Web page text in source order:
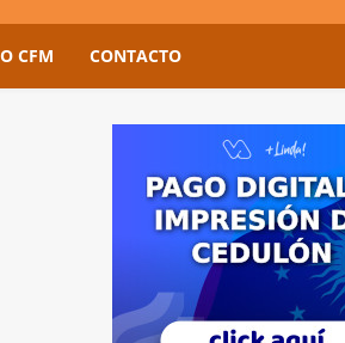
CFM CONTACTO